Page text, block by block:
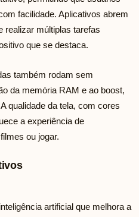
facilidade. Aplicativos abrem
realizar múltiplas tarefas
que se destaca.
também rodam sem
da memória RAM e ao boost,
qualidade da tela, com cores
a experiência de
ou jogar.
artificial que melhora a